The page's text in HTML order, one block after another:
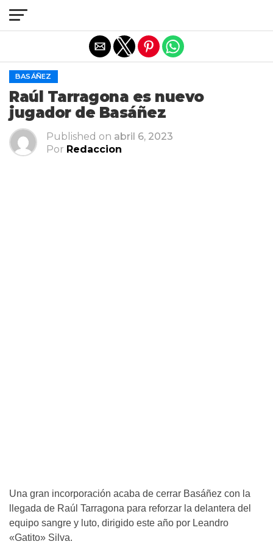
BASÁÑEZ
Raúl Tarragona es nuevo
jugador de Basáñez
Published on abril 6, 2023
Por Redaccion
Una gran incorporación acaba de cerrar Basáñez con la
llegada de Raúl Tarragona para reforzar la delantera del
equipo sangre y luto, dirigido este año por Leandro
«Gatito» Silva.